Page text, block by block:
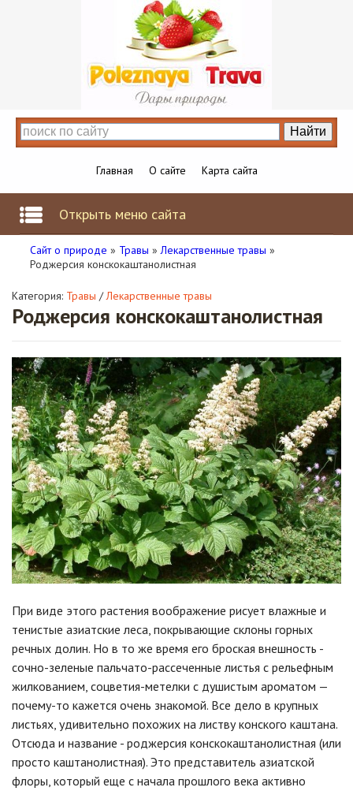
Главная О сайте Карта сайта
Открыть меню сайта
Сайт о природе » Травы »Лекарственные травы »
Роджерсия конскокаштанолистная
Категория: Травы /Лекарственные травы
Роджерсия конскокаштанолистная
При виде этого растения воображение рисует влажные и
тенистые азиатские леса, покрывающие склоны горных
речных долин. Но в то же время его броская внешность -
сочно-зеленые пальчато-рассеченные листья с рельефным
жилкованием, соцветия-метелки с душистым ароматом —
почему-то кажется очень знакомой. Все дело в крупных
листьях, удивительно похожих на листву конского каштана.
Отсюда и название - роджерсия конскокаштанолистная (или
просто каштанолистная). Это представитель азиатской
флоры, который еще с начала прошлого века активно